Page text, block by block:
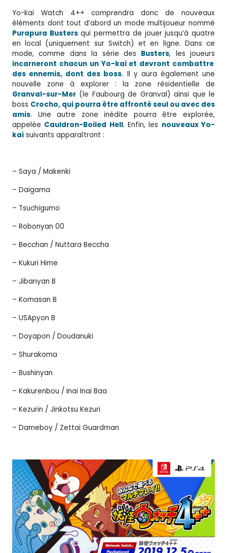
Yo-kai Watch 4++ comprendra donc de nouveaux
éléments dont tout d’abord un mode multijoueur nommé
Purapura Bustersqui permettra de jouer jusqu’à quatre
en local (uniquement sur Switch) et en ligne. Dans ce
mode, comme dans la série des Busters, les joueurs
incarneront chacun un Yo-kai et devront combattre
des ennemis, dont des boss. Il y aura également une
nouvelle zone à explorer : la zone résidentielle de
Granval-sur-Mer (le Faubourg de Granval) ainsi que le
boss Crocho, qui pourra être affronté seul ou avec des
amis. Une autre zone inédite pourra être explorée,
appelée Cauldron-Boiled Hell. Enfin, les nouveaux Yo-
kai suivants apparaîtront :
– Saya / Makenki
– Daigama
– Tsuchigumo
– Robonyan 00
– Becchan / Nuttara Beccha
– Kukuri Hime
– Jibanyan B
– Komasan B
– USApyon B
– Doyapon / Doudanuki
– Shurakoma
– Bushinyan
– Kakurenbou / Inai Inai Baa
– Kezurin / Jinkotsu Kezuri
– Dameboy / Zettai Guardman